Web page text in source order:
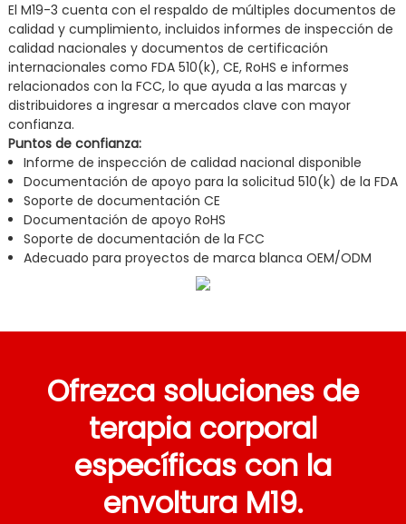
El M19-3 cuenta con el respaldo de múltiples documentos de
calidad y cumplimiento, incluidos informes de inspección de
calidad nacionales y documentos de certificación
internacionales como FDA 510(k), CE, RoHS e informes
relacionados con la FCC, lo que ayuda a las marcas y
distribuidores a ingresar a mercados clave con mayor
confianza.
Puntos de confianza:
Informe de inspección de calidad nacional disponible
Documentación de apoyo para la solicitud 510(k) de la FDA
Soporte de documentación CE
Documentación de apoyo RoHS
Soporte de documentación de la FCC
Adecuado para proyectos de marca blanca OEM/ODM
Ofrezca soluciones de
terapia corporal
específicas con la
envoltura M19.